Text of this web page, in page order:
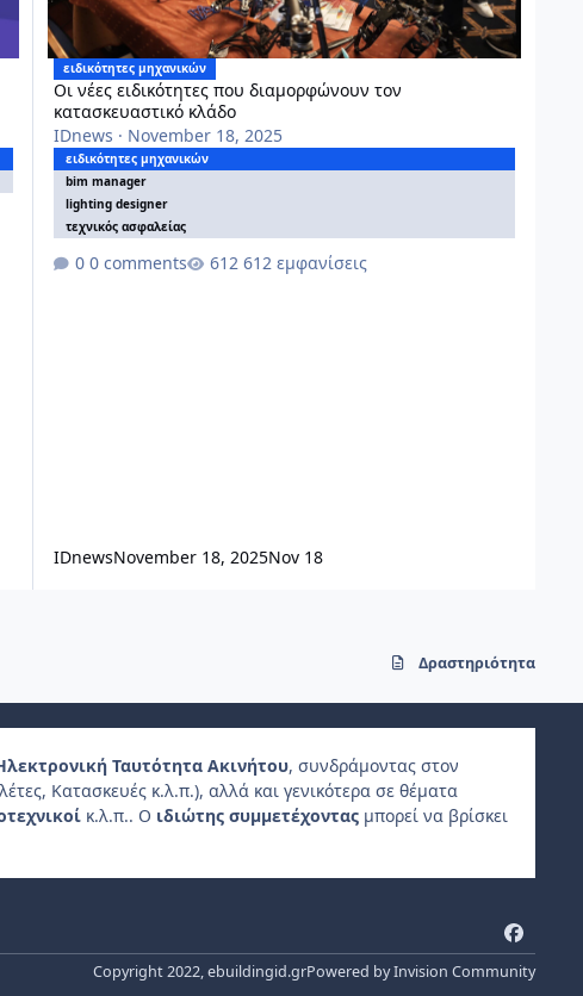
ειδικότητες μηχανικών
Οι νέες ειδικότητες που διαμορφώνουν τον
κατασκευαστικό κλάδο
IDnews · November 18, 2025
ειδικότητες μηχανικών
bim manager
lighting designer
τεχνικός ασφαλείας
0 comments 612 εμφανίσεις
IDnewsNovember 18, 2025Nov 18
Δραστηριότητα
Ταυτότητα Ακινήτου, συνδράμοντας στον
Κατασκευές κ.λ.π.), αλλά και γενικότερα σε θέματα
κ.λ.π.. Ο ιδιώτης συμμετέχοντας μπορεί να βρίσκει
a
c
Copyright 2022, ebuildingid.grPowered byInvision Community